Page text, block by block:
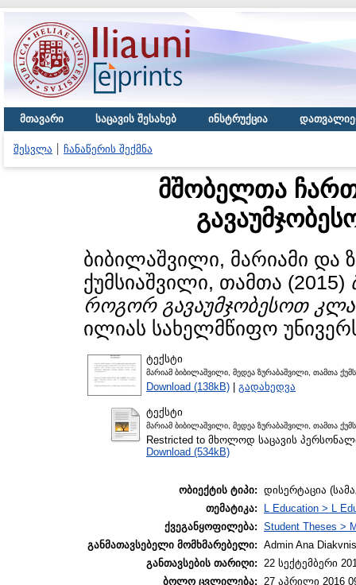
მთავარი საცავის შესახებ ინსტრუქცია
შესვლა ჩანაწერის შექმნა
მშობელთა
ბიბილაშვილი, მარიამი და
ქუმსიაშვილი, თამთა (2015)
როგორ გავაუმჯობესოთ
ილიას სახელმწიფო
ტექსტი
მარიამ ბიბილაშვილი, მედეა ზურაბაშვილი, თამთა
Download (138kB) | გადახედვა
ტექსტი
მარიამ ბიბილაშვილი, მედეა ზურაბაშვილი, თამთა
Restricted to მხოლოდ საცავის
Download (534kB)
ობიექტის ტიპი: დისერტაცია
თემატიკა:
L Education > L
ქვეგანყოფილება: Student Theses >
განმათავსებელი მომხმარებელი: Admin Ana
განთავსების თარიღი: 22 სექტემბერი
ბოლო ცვლილება: 27 აპრილი 2016